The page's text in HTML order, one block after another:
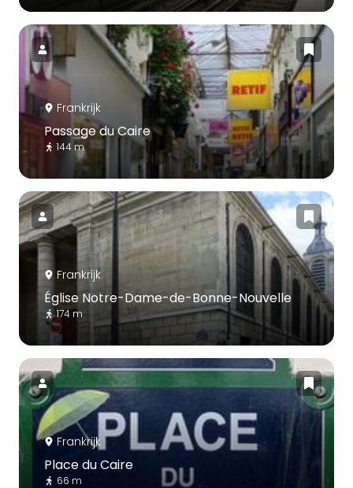
Frankrijk
Passage du Caire
144 m
Frankrijk
Église Notre-Dame-de-Bonne-Nouvelle
174 m
Frankrijk
Place du Caire
66 m